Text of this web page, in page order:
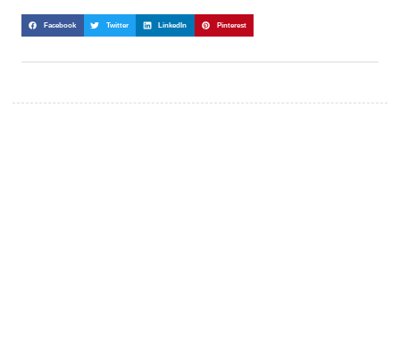
Facebook Twitter LinkedIn Pinterest